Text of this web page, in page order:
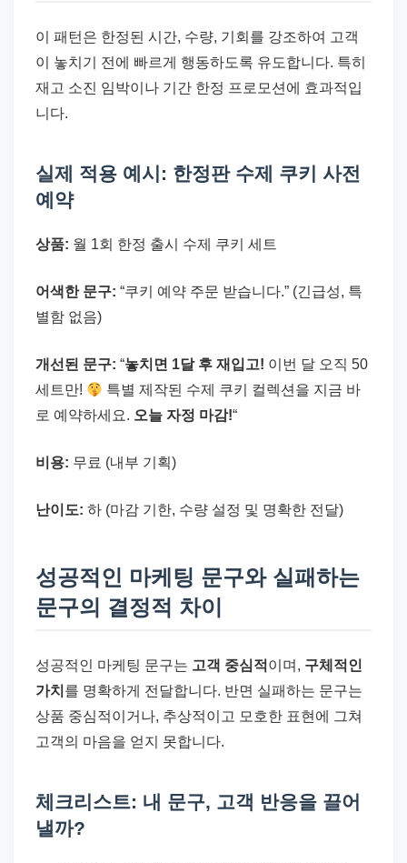
이 패턴은 한정된 시간, 수량, 기회를 강조하여 고객
이 놓치기 전에 빠르게 행동하도록 유도합니다. 특히
재고 소진 임박이나 기간 한정 프로모션에 효과적입
니다.
실제 적용 예시: 한정판 수제 쿠키 사전
예약
상품: 월 1회 한정 출시 수제 쿠키 세트
어색한 문구: “쿠키 예약 주문 받습니다.” (긴급성, 특
별함 없음)
개선된 문구: “놓치면 1달 후 재입고! 이번 달 오직 50
세트만!
특별 제작된 수제 쿠키 컬렉션을 지금 바
로 예약하세요. 오늘 자정 마감!“
비용: 무료 (내부 기획)
난이도: 하 (마감 기한, 수량 설정 및 명확한 전달)
성공적인 마케팅 문구와 실패하는
문구의 결정적 차이
성공적인 마케팅 문구는 고객 중심적 이며, 구체적인
가치 를 명확하게 전달합니다. 반면 실패하는 문구는
상품 중심적이거나, 추상적이고 모호한 표현에 그쳐
고객의 마음을 얻지 못합니다.
체크리스트: 내 문구, 고객 반응을 끌어
낼까?